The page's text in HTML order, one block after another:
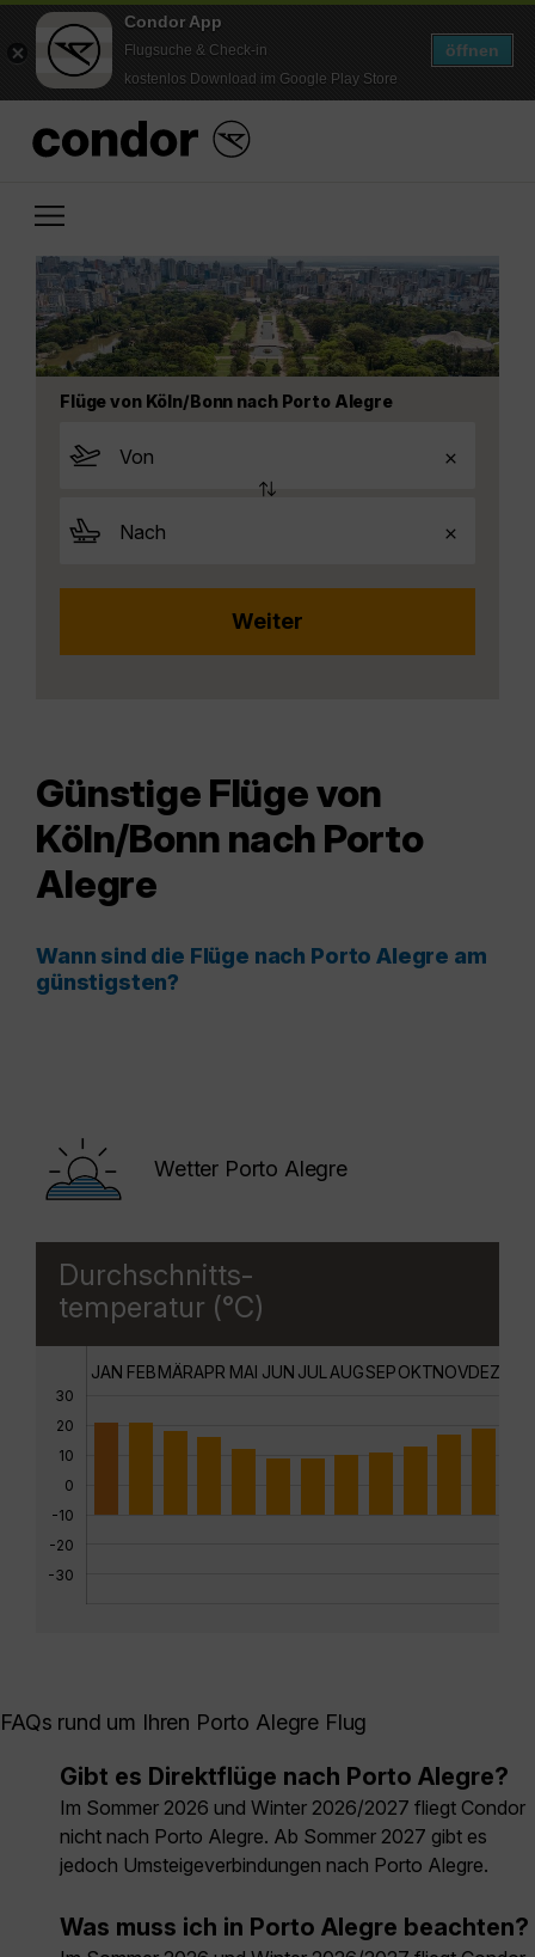
Condor App
Flugsuche & Check-in
kostenlos Download im Google Play Store
öffnen
Flüge von Köln/Bonn nach Porto Alegre
Günstige Flüge von
Köln/Bonn nach Porto
Alegre
Wann sind die Flüge nach Porto Alegre am
günstigsten?
Wetter Porto Alegre
Durchschnitts-
temperatur (°C)
30
20
10
0
-10
-20
-30
JAN FEBMÄRAPR MAI JUN JUL AUGSEPOKTNOVDEZ
FAQs rund um Ihren Porto Alegre Flug
Gibt es Direktflüge nach Porto Alegre?
Im Sommer 2026 und Winter 2026/2027 fliegt Condor
nicht nach Porto Alegre. Ab Sommer 2027 gibt es
jedoch Umsteigeverbindungen nach Porto Alegre.
Was muss ich in Porto Alegre beachten?